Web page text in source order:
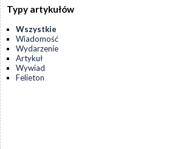
Typy artykułów
Wszystkie
Wiadomość
Wydarzenie
Artykuł
Wywiad
Felieton